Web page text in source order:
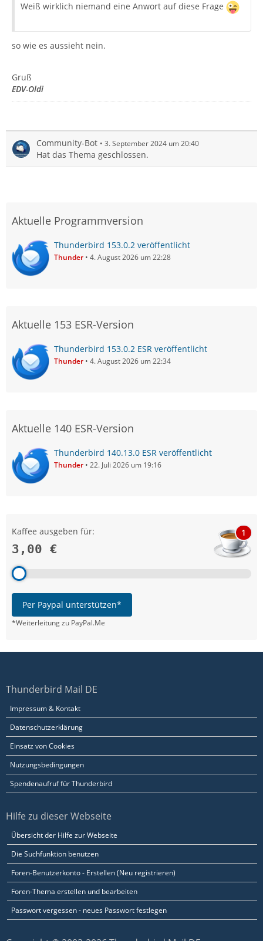
Weiß wirklich niemand eine Anwort auf diese Frage
so wie es aussieht nein.
Gruß
EDV-Oldi
Community-Bot 3. September 2024 um 20:40
Hat das Thema geschlossen.
Aktuelle Programmversion
Thunderbird 153.0.2 veröffentlicht
Thunder 4. August 2026 um 22:28
Aktuelle 153 ESR-Version
Thunderbird 153.0.2 ESR veröffentlicht
Thunder 4. August 2026 um 22:34
Aktuelle 140 ESR-Version
Thunderbird 140.13.0 ESR veröffentlicht
Thunder 22. Juli 2026 um 19:16
Kaffee ausgeben für:
3,00 €
1
Per Paypal unterstützen*
*Weiterleitung zu PayPal.Me
Thunderbird Mail DE
Impressum & Kontakt
Datenschutzerklärung
Einsatz von Cookies
Nutzungsbedingungen
Spendenaufruf für Thunderbird
Hilfe zu dieser Webseite
Übersicht der Hilfe zur Webseite
Die Suchfunktion benutzen
Foren-Benutzerkonto - Erstellen (Neu registrieren)
Foren-Thema erstellen und bearbeiten
Passwort vergessen - neues Passwort festlegen